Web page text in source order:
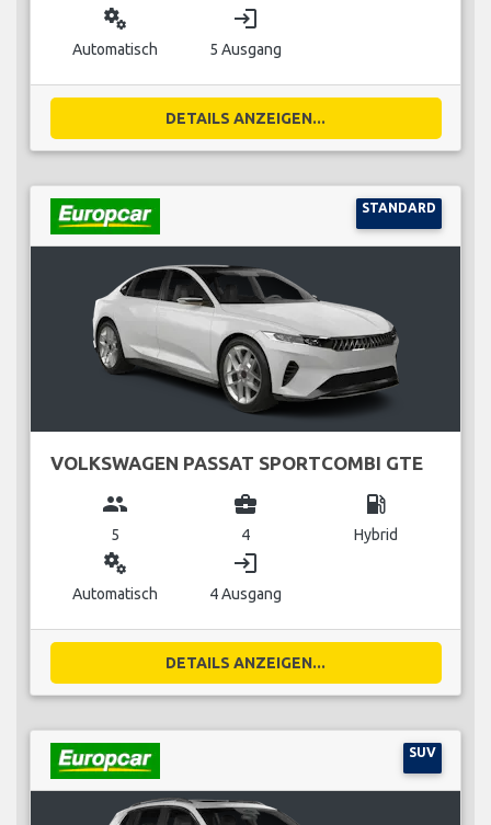
miscellaneous_services
Automatisch
login
5 Ausgang
DETAILS ANZEIGEN...
STANDARD
VOLKSWAGEN PASSAT SPORTCOMBI GTE
group
5
business_center
4
local_gas_station
Hybrid
miscellaneous_services
Automatisch
login
4 Ausgang
DETAILS ANZEIGEN...
SUV